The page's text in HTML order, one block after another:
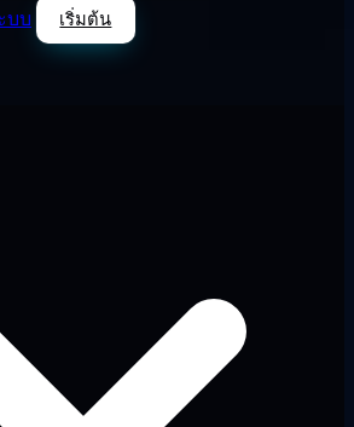
บบ เริ่มต้น